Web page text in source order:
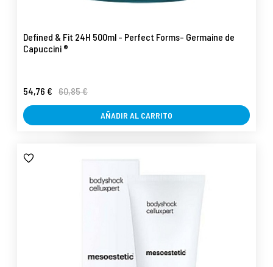
Defined & Fit 24H 500ml - Perfect Forms- Germaine de
Capuccini ®
54,76 € 60,85 €
AÑADIR AL CARRITO